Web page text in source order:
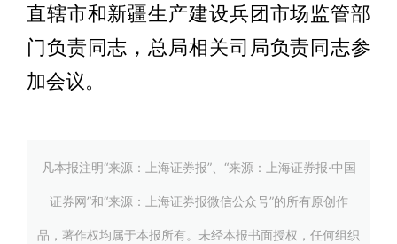
直辖市和新疆生产建设兵团市场监管部
门负责同志，总局相关司局负责同志参
加会议。
凡本报注明“来源：上海证券报”、“来源：上海证券报·中国
证券网”和“来源：上海证券报微信公众号”的所有原创作
品，著作权均属于本报所有。未经本报书面授权，任何组织